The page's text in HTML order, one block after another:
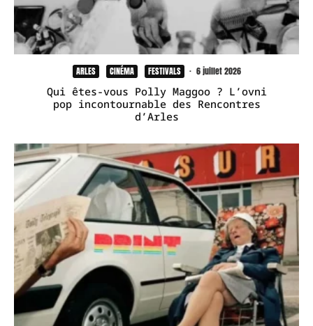
ARLES CINÉMA FESTIVALS · 6 juillet 2026
Qui êtes-vous Polly Maggoo ? L’ovni
pop incontournable des Rencontres
d’Arles